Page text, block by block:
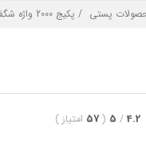
پستی / پکیج 2000 واژه شگفت انگیز جاوید
4.2
/
5
(
57 امتیاز)